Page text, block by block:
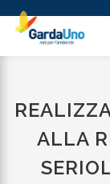
Gardauno
Spa
ALLA